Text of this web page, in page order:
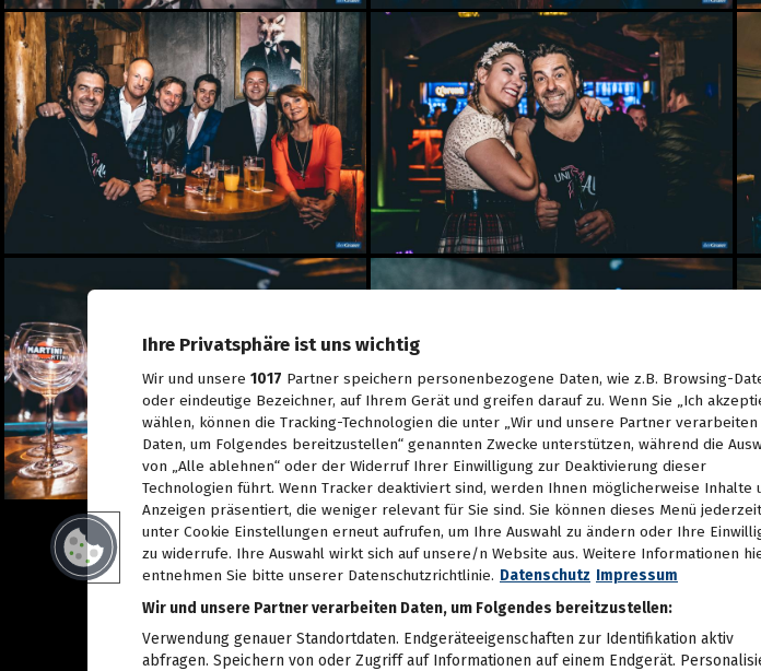
Ein Frühstück für die
Annenstraße - Das vierte
Annenfrühstück
22.07.2026
Seit 50 Jahren steht
Starkoch Johann Lafer in
der Küche
22.07.2026
Spiel, Spaß und Lernen in
der Kinderstadt Bibongo
steirischen Tourismus
Sommerfest der
Industriellenvereinigung
Steiermark 2026
08.07.2026
WM 2026: Ganz Graz
fieberte mit der
Nationalelf
02.07.2026
Die Innenstadt wurde zum
Laufsteg
29.06.2026
Live aus dem Rathaus:
Das war Wahlsonntag in
Graz 2026, TEIL 2
Ihre Privatsphäre ist uns wichtig
Wir und unsere 1017 Partner speichern personenbezogene Daten, wie z.B. Browsing-
oder eindeutige Bezeichner, auf Ihrem Gerät und greifen darauf zu. Wenn Sie „Ich
wählen, können die Tracking-Technologien die unter „Wir und unsere Partner verarbeiten
Daten, um Folgendes bereitzustellen“ genannten Zwecke unterstützen, während die
von „Alle ablehnen“ oder der Widerruf Ihrer Einwilligung zur Deaktivierung dieser
Technologien führt. Wenn Tracker deaktiviert sind, werden Ihnen möglicherweise Inhalte
Anzeigen präsentiert, die weniger relevant für Sie sind. Sie können dieses Menü jederzeit
unter Cookie Einstellungen erneut aufrufen, um Ihre Auswahl zu ändern oder Ihre
zu widerrufe. Ihre Auswahl wirkt sich auf unsere/n Website aus. Weitere Informationen
entnehmen Sie bitte unserer Datenschutzrichtlinie. Datenschutz Impressum
Wir und unsere Partner verarbeiten Daten, um Folgendes bereitzustellen:
Verwendung genauer Standortdaten. Endgeräteeigenschaften zur Identifikation aktiv
abfragen. Speichern von oder Zugriff auf Informationen auf einem Endgerät.